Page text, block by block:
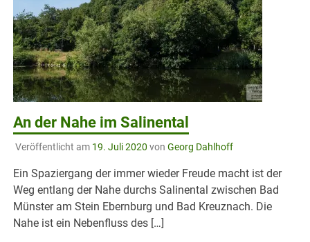
An der Nahe im Salinental
Veröffentlicht am 19. Juli 2020 von Georg Dahlhoff
Ein Spaziergang der immer wieder Freude macht ist der
Weg entlang der Nahe durchs Salinental zwischen Bad
Münster am Stein Ebernburg und Bad Kreuznach. Die
Nahe ist ein Nebenfluss des […]